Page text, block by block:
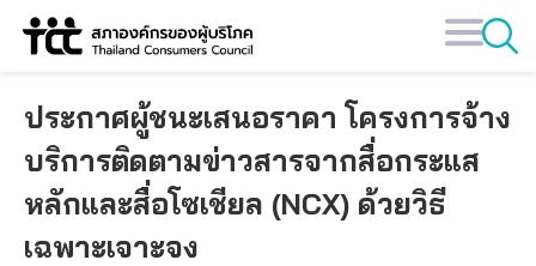
Skip
ประกาศผู้ชนะเสนอราคา โครงการจ้าง
บริการติดตามข่าวสารจากสื่อกระแส
หลักและสื่อโซเชียล (NCX) ด้วยวิธี
เฉพาะเจาะจง